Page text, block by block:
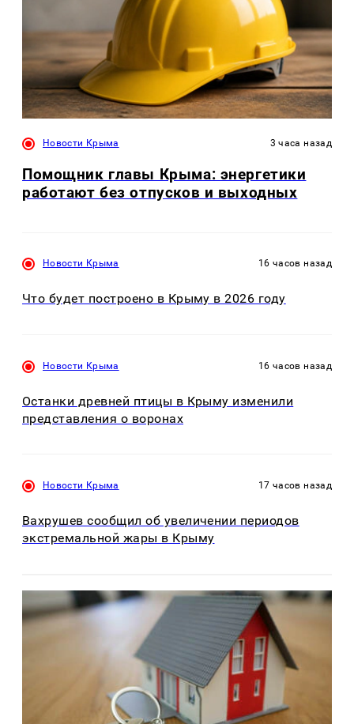
Новости Крыма 3 часа назад
Помощник главы Крыма: энергетики
работают без отпусков и выходных
Новости Крыма 16 часов назад
Что будет построено в Крыму в 2026 году
Новости Крыма 16 часов назад
Останки древней птицы в Крыму изменили
представления о воронах
Новости Крыма 17 часов назад
Вахрушев сообщил об увеличении периодов
экстремальной жары в Крыму